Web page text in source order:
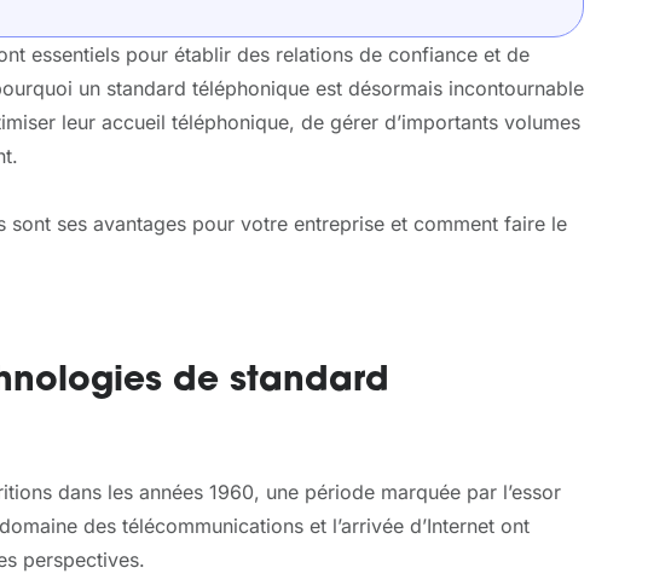
essentiels pour établir des relations de confiance et de
un standard téléphonique est désormais incontournable
leur accueil téléphonique, de gérer d’importants volumes
sont ses avantages pour votre entreprise et comment faire le
de standard
dans les années 1960, une période marquée par l’essor
des télécommunications et l’arrivée d’Internet ont
perspectives.